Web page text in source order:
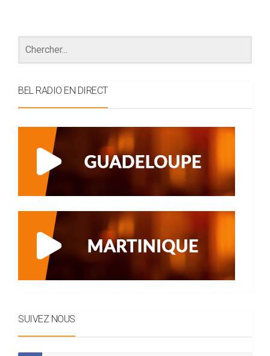
BEL RADIO EN DIRECT
SUIVEZ NOUS